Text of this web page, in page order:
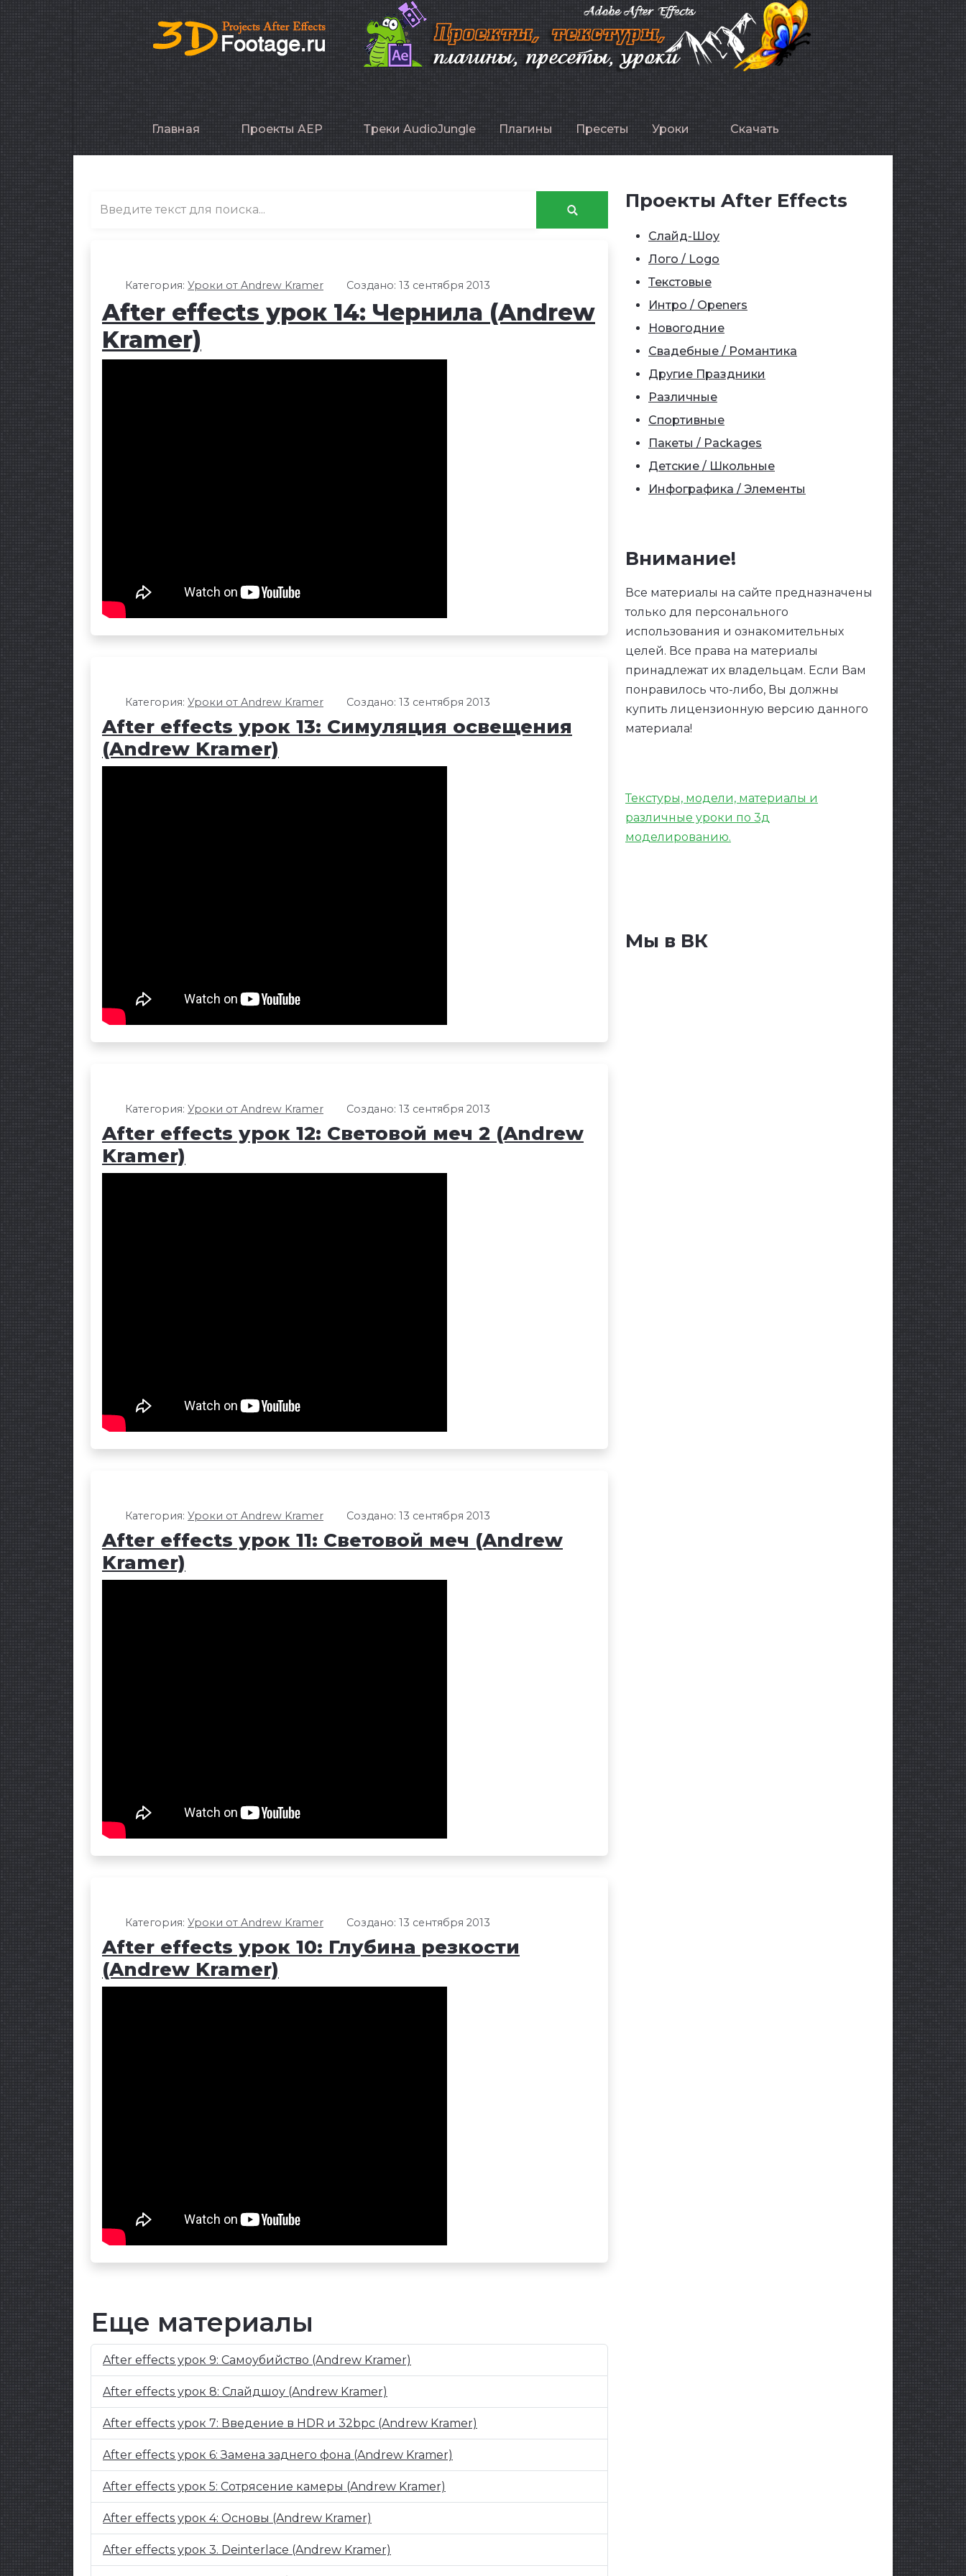
Главная Проекты AEP Треки AudioJungle Плагины Пресеты Уроки Скачать
Категория: Уроки от Andrew Kramer Создано: 13 сентября 2013
After effects урок 14: Чернила (Andrew
Kramer)
Категория: Уроки от Andrew Kramer Создано: 13 сентября 2013
After effects урок 13: Симуляция освещения
(Andrew Kramer)
Категория: Уроки от Andrew Kramer Создано: 13 сентября 2013
After effects урок 12: Световой меч 2 (Andrew
Kramer)
Категория: Уроки от Andrew Kramer Создано: 13 сентября 2013
After effects урок 11: Световой меч (Andrew
Kramer)
Категория: Уроки от Andrew Kramer Создано: 13 сентября 2013
After effects урок 10: Глубина резкости
(Andrew Kramer)
Еще материалы
After effects урок 9: Самоубийство (Andrew Kramer)
After effects урок 8: Слайдшоу (Andrew Kramer)
After effects урок 7: Введение в HDR и 32bpc (Andrew Kramer)
After effects урок 6: Замена заднего фона (Andrew Kramer)
After effects урок 5: Сотрясение камеры (Andrew Kramer)
After effects урок 4: Основы (Andrew Kramer)
After effects урок 3. Deinterlace (Andrew Kramer)
Проекты After Effects
Слайд-Шоу
Лого / Logo
Текстовые
Интро / Openers
Новогодние
Свадебные / Романтика
Другие Праздники
Различные
Спортивные
Пакеты / Packages
Детские / Школьные
Инфографика / Элементы
Внимание!
Все материалы на сайте предназначены
только для персонального
использования и ознакомительных
целей. Все права на материалы
принадлежат их владельцам. Если Вам
понравилось что-либо, Вы должны
купить лицензионную версию данного
материала!
Текстуры, модели, материалы и
различные уроки по 3д
моделированию.
Мы в ВК